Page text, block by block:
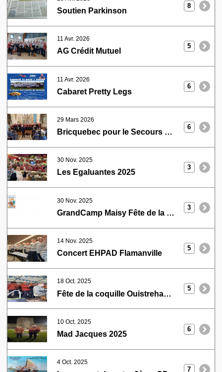
Soutien Parkinson
8
11 Avr. 2026
AG Crédit Mutuel
5
11 Avr. 2026
Cabaret Pretty Legs
6
29 Mars 2026
Bricquebec pour le Secours Catholique
6
30 Nov. 2025
Les Egaluantes 2025
3
30 Nov. 2025
GrandCamp Maisy Fête de la coquille
3
14 Nov. 2025
Concert EHPAD Flamanville
5
18 Oct. 2025
Fête de la coquille Ouistreham 2025
5
10 Oct. 2025
Mad Jacques 2025
6
4 Oct. 2025
7